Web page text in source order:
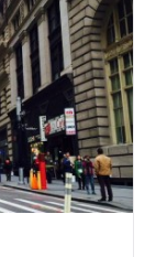
手的舞台 瘋